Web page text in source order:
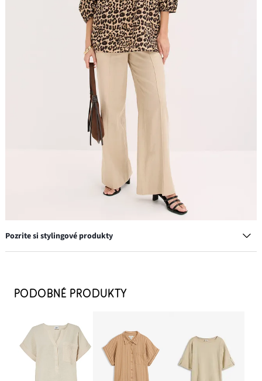
Pozrite si stylingové produkty
16,99 €
Kabelka Crossbody vo vzhľade velúrovej kože s lemovaním
12,99 €
PRIDAŤ DO KOŠÍKA
PODOBNÉ PRODUKTY